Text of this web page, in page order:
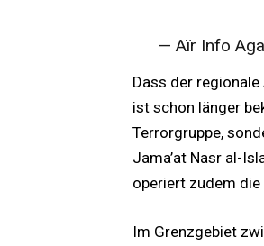
— Aïr Info
Dass der
ist schon länger
Terrorgruppe,
Jama’at Nasr al-
operiert zudem die
Im Grenzgebiet